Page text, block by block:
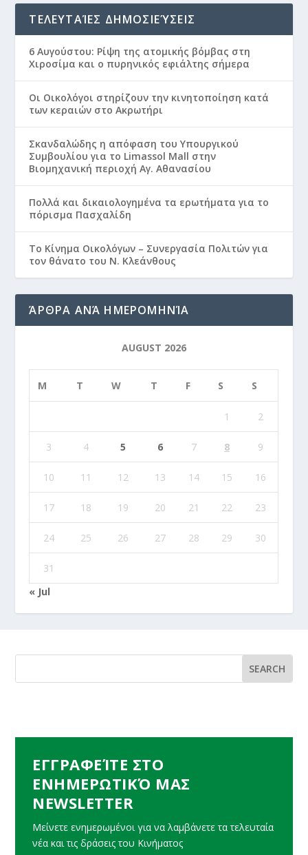
ΤΕΛΕΥΤΑΊΕΣ ΔΗΜΟΣΙΕΎΣΕΙΣ
6 Αυγούστου: Ρίψη της ατομικής βόμβας στη
Χιροσίμα και ο πυρηνικός εφιάλτης σήμερα
Οι Οικολόγοι στηρίζουν την κινητοποίηση κατά
των κεραιών στο Ακρωτήρι
Σκανδαλώδης η απόφαση του Υπουργικού
Συμβουλίου για το Limassol Mall στην
Βιομηχανική περιοχή Αγ. Αθανασίου
Πολλά και δικαιολογημένα τα ερωτήματα για το
πόρισμα Πασχαλίδη
Το Κίνημα Οικολόγων – Συνεργασία Πολιτών για
τον θάνατο του Ν. Κλεάνθους
ΆΡΘΡΑ ΑΝΆ ΗΜΕΡΟΜΗΝΊΑ
AUGUST 2026
M T W T F S S
1 2
3 4 5 6 7 8 9
10 11 12 13 14 15 16
17 18 19 20 21 22 23
24 25 26 27 28 29 30
31
« Jul
ΕΓΓΡΑΦΕΊΤΕ ΣΤΟ
ΕΝΗΜΕΡΩΤΙΚΌ ΜΑΣ
NEWSLETTER
Μείνετε ενημερωμένοι για να λαμβάνετε τα τελευταία
νέα και τις δράσεις του Κινήματος